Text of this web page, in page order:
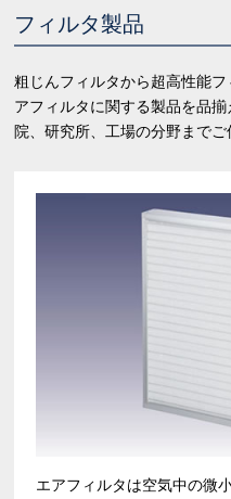
フィルタ製品
粗じんフィルタから超高性能
アフィルタに関する製品を品
院、研究所、工場の分野までご
エアフィルタは空気中の微